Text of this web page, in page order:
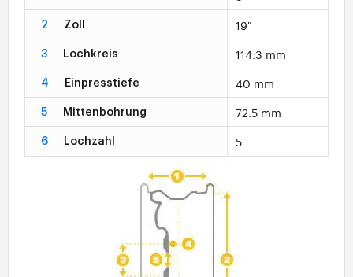
2 Zoll 19"
3 Lochkreis 114.3 mm
4 Einpresstiefe 40 mm
5 Mittenbohrung 72.5 mm
6 Lochzahl 5